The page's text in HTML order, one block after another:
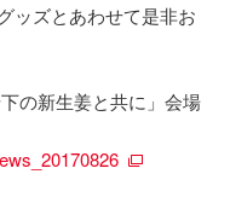
ッズとあわせて是非お
の新生姜と共に」会場